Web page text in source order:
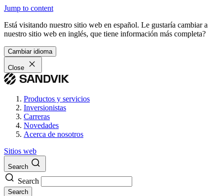
Jump to content
Está visitando nuestro sitio web en español. Le gustaría cambiar a
nuestro sitio web en inglés, que tiene información más completa?
Cambiar idioma
Close
Productos y servicios
Inversionistas
Carreras
Novedades
Acerca de nosotros
Sitios web
Search
Search
Search